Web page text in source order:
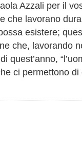
Azzali per il
lavorano
esistere;
che, lavorando
quest’anno,
ci permettono